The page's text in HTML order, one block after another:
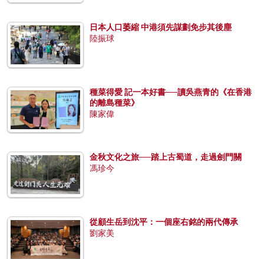
日本人口萎縮 中港須先謀劃免步其後塵
陸振球
種菜得愛 記一本好書──讀吳燕青的《在香港
的離島種菜》
陳家偉
金秋文化之旅──踏上古蜀道，走過劍門關
馮珍今
從顧生岳到沈平：一個座右銘的兩代傳承
劉家美